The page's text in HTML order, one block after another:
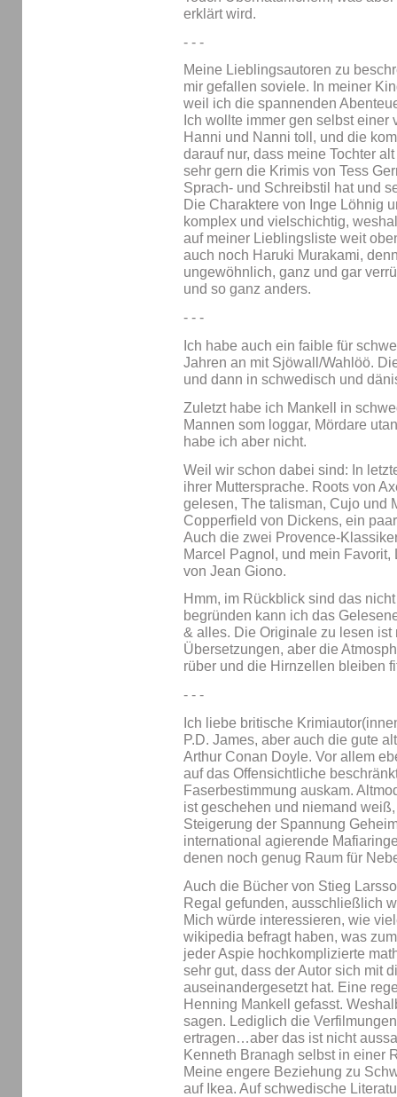
erklärt wird.
- - -
Meine Lieblingsautoren zu
mir gefallen soviele. In meiner
weil ich die spannenden
Ich wollte immer gen selbst
Hanni und Nanni toll, und die
darauf nur, dass meine Tochter
sehr gern die Krimis von Tess
Sprach- und Schreibstil hat und
Die Charaktere von Inge Löhnig
komplex und vielschichtig,
auf meiner Lieblingsliste weit
auch noch Haruki Murakami,
ungewöhnlich, ganz und gar
und so ganz anders.
- - -
Ich habe auch ein faible für
Jahren an mit Sjöwall/Wahlöö.
und dann in schwedisch und
Zuletzt habe ich Mankell in
Mannen som loggar, Mördare
habe ich aber nicht.
Weil wir schon dabei sind: In
ihrer Muttersprache. Roots von
gelesen, The talisman, Cujo und
Copperfield von Dickens, ein
Auch die zwei Provence-
Marcel Pagnol, und mein
von Jean Giono.
Hmm, im Rückblick sind das
begründen kann ich das
& alles. Die Originale zu lesen
Übersetzungen, aber die
rüber und die Hirnzellen bleiben
- - -
Ich liebe britische
P.D. James, aber auch die gute
Arthur Conan Doyle. Vor allem
auf das Offensichtliche
Faserbestimmung auskam.
ist geschehen und niemand
Steigerung der Spannung
international agierende
denen noch genug Raum für
Auch die Bücher von Stieg
Regal gefunden, ausschließlich
Mich würde interessieren, wie
wikipedia befragt haben, was
jeder Aspie hochkomplizierte
sehr gut, dass der Autor sich mit
auseinandergesetzt hat. Eine
Henning Mankell gefasst.
sagen. Lediglich die
ertragen…aber das ist nicht
Kenneth Branagh selbst in einer
Meine engere Beziehung zu
auf Ikea. Auf schwedische